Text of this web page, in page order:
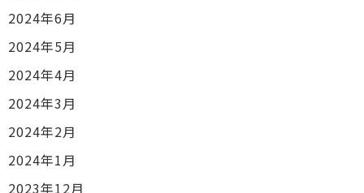
2024年6月
2024年5月
2024年4月
2024年3月
2024年2月
2024年1月
2023年12月